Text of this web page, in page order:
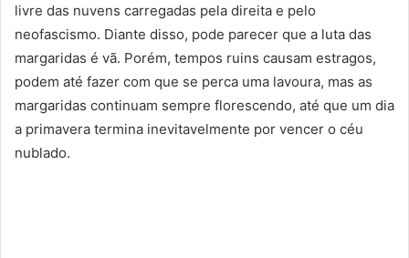
livre das nuvens carregadas pela direita e pelo
neofascismo. Diante disso, pode parecer que a luta das
margaridas é vã. Porém, tempos ruins causam estragos,
podem até fazer com que se perca uma lavoura, mas as
margaridas continuam sempre florescendo, até que um dia
a primavera termina inevitavelmente por vencer o céu
nublado.